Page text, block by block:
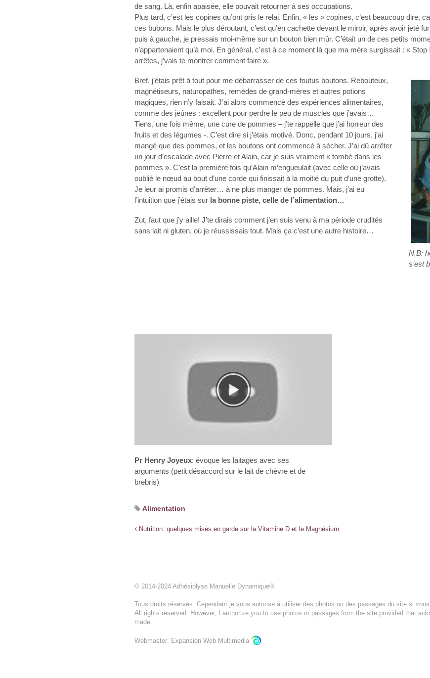
de sang. Là, enfin apaisée, elle pouvait retourner à ses occupations.
Plus tard, c’est les copines qu’ont pris le relai. Enfin, « les » copines, c’est beaucoup dire,
ces bubons. Mais le plus déroutant, c’est qu’en cachette devant le miroir, après avoir jeté
puis à gauche, je pressais moi-même sur un bouton bien mûr. C’était un de ces petits
n’appartenaient qu’à moi. En général, c’est à ce moment là que ma mère surgissait : «
arrêtes, j’vais te montrer comment faire ».
Bref, j’étais prêt à tout pour me débarrasser de ces foutus boutons. Rebouteux,
magnétiseurs, naturopathes, remèdes de grand-mères et autres potions
magiques, rien n’y faisait. J’ai alors commencé des expériences alimentaires,
comme des jeûnes : excellent pour perdre le peu de muscles que j’avais…
Tiens, une fois même, une cure de pommes – j’te rappelle que j’ai horreur des
fruits et des légumes -. C’est dire si j’étais motivé. Donc, pendant 10 jours, j’ai
mangé que des pommes, et les boutons ont commencé à sécher. J’ai dû arrêter
un jour d’escalade avec Pierre et Alain, car je suis vraiment « tombé dans les
pommes ». C’est la première fois qu’Alain m’engueulait (avec celle où j’avais
oublié le nœud au bout d’une corde qui finissait à la moitié du puit d’une grotte).
Je leur ai promis d’arrêter… à ne plus manger de pommes. Mais, j’ai eu
l’intuition que j’étais sur la bonne piste, celle de l’alimentation…
Zut, faut que j’y aille! J’te dirais comment j’en suis venu à ma période crudités
sans lait ni gluten, où je réussissais tout. Mais ça c’est une autre histoire…
N.B:
s’est
Pr Henry Joyeux: évoque les laitages avec ses
arguments (petit désaccord sur le lait de chèvre et de
brebris)
Alimentation
Nutrition: quelques mises en garde sur la Vitamine D et le Magnésium
© 2014-2024 Adhésiolyse Manuelle Dynamique®.
Tous droits réservés. Cependant je vous autorise à utiliser des photos ou des passages du site si
All rights reserved. However, I authorize you to use photos or passages from the site provided that
made.
Webmaster: Expansion Web Multimedia